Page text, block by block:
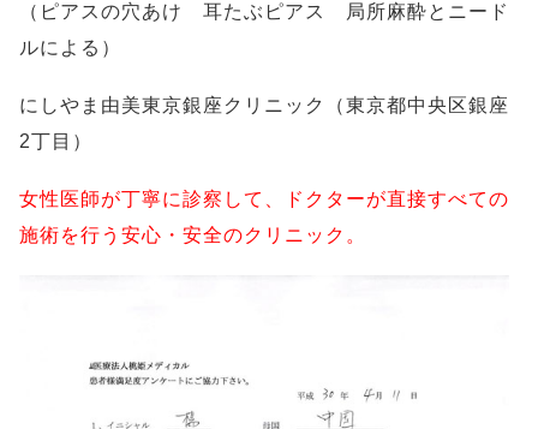
（ピアスの穴あけ 耳たぶピアス 局所麻酔とニード
ルによる）
にしやま由美東京銀座クリニック（東京都中央区銀座
2丁目）
女性医師が丁寧に診察して、ドクターが直接すべての
施術を行う安心・安全のクリニック。